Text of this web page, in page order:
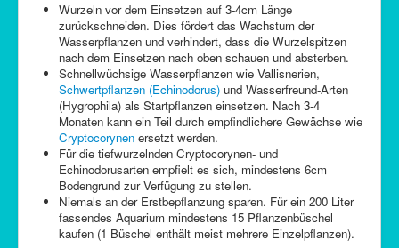
Wurzeln vor dem Einsetzen auf 3-4cm Länge
zurückschneiden. Dies fördert das Wachstum der
Wasserpflanzen und verhindert, dass die Wurzelspitzen
nach dem Einsetzen nach oben schauen und absterben.
Schnellwüchsige Wasserpflanzen wie Vallisnerien,
Schwertpflanzen (Echinodorus) und Wasserfreund-Arten
(Hygrophila) als Startpflanzen einsetzen. Nach 3-4
Monaten kann ein Teil durch empfindlichere Gewächse wie
Cryptocorynen ersetzt werden.
Für die tiefwurzelnden Cryptocorynen- und
Echinodorusarten empfielt es sich, mindestens 6cm
Bodengrund zur Verfügung zu stellen.
Niemals an der Erstbepflanzung sparen. Für ein 200 Liter
fassendes Aquarium mindestens 15 Pflanzenbüschel
kaufen (1 Büschel enthält meist mehrere Einzelpflanzen).